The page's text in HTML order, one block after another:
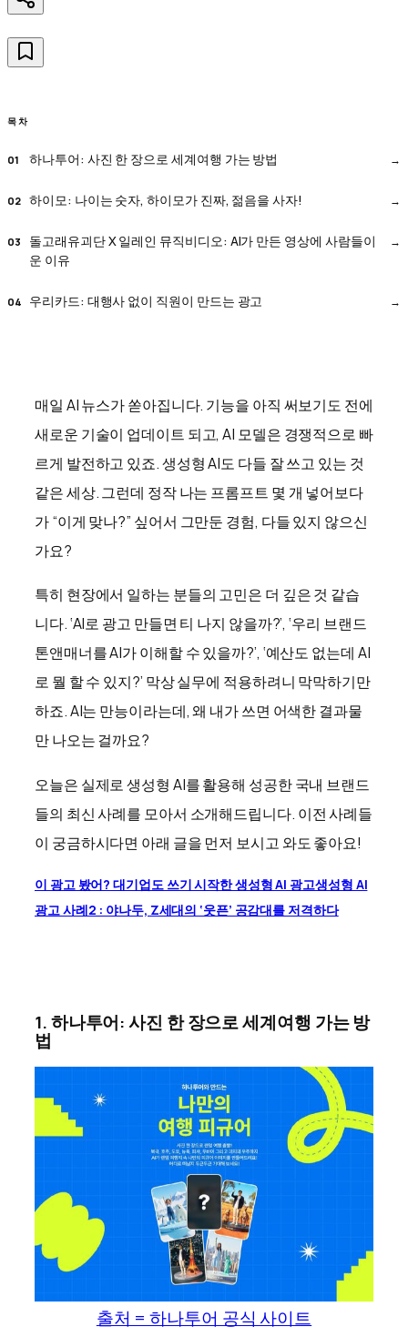
목차
하나투어: 사진 한 장으로 세계여행 가는 방법
하이모: 나이는 숫자, 하이모가 진짜, 젊음을 사자!
돌고래유괴단 X 일레인 뮤직비디오: AI가 만든 영상에 사람들이
운 이유
우리카드: 대행사 없이 직원이 만드는 광고
매일 AI 뉴스가 쏟아집니다. 기능을 아직 써보기도 전에
새로운 기술이 업데이트 되고, AI 모델은 경쟁적으로 빠
르게 발전하고 있죠. 생성형 AI도 다들 잘 쓰고 있는 것
같은 세상. 그런데 정작 나는 프롬프트 몇 개 넣어보다
가 “이게 맞나?” 싶어서 그만둔 경험, 다들 있지 않으신
가요?
특히 현장에서 일하는 분들의 고민은 더 깊은 것 같습
니다. ‘AI로 광고 만들면 티 나지 않을까?’, ‘우리 브랜드
톤앤매너를 AI가 이해할 수 있을까?’, ‘예산도 없는데 AI
로 뭘 할 수 있지?’ 막상 실무에 적용하려니 막막하기만
하죠. AI는 만능이라는데, 왜 내가 쓰면 어색한 결과물
만 나오는 걸까요?
오늘은 실제로 생성형 AI를 활용해 성공한 국내 브랜드
들의 최신 사례를 모아서 소개해드립니다. 이전 사례들
이 궁금하시다면 아래 글을 먼저 보시고 와도 좋아요!
이 광고 봤어? 대기업도 쓰기 시작한 생성형 AI 광고생성형 AI
광고 사례2 : 야나두, Z세대의 ‘웃픈’ 공감대를 저격하다
1. 하나투어: 사진 한 장으로 세계여행 가는 방
법
출처 = 하나투어 공식 사이트